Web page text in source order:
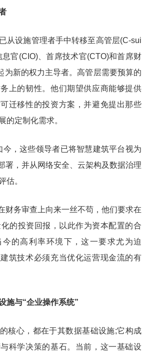
从设施管理者手中转移至高管层(C-sui
官(CIO)、首席技术官(CTO)和首席财
为新的权力主导者。高管层需要预算的
上的韧性。他们期望供应商能够提供
迁移性的投资方案，并避免提出那些
的定制化需求。
今，这些领导者已将智慧建筑平台视为
署，并从网络安全、云架构及数据治理
估。
财务审查上向来一丝不苟，他们要求在
的投资回报，以此作为资本配置的合
的高利率环境下，这一要求尤为迫
筑技术必须充当优化运营现金流的有
施与“企业操作系统”
核心，都在于其数据基础设施;它构成
科学决策的基石。当前，这一基础设